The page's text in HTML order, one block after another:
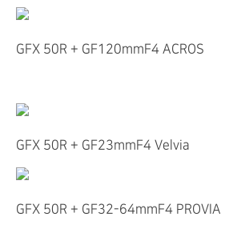
GFX 50R + GF120mmF4 ACROS
GFX 50R + GF23mmF4 Velvia
GFX 50R + GF32-64mmF4 PROVIA